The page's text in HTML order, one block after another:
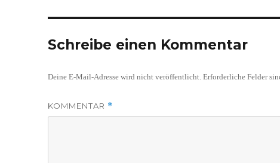
Schreibe einen Kommentar
Deine E-Mail-Adresse wird nicht veröffentlicht. Erforderliche Felder
KOMMENTAR *